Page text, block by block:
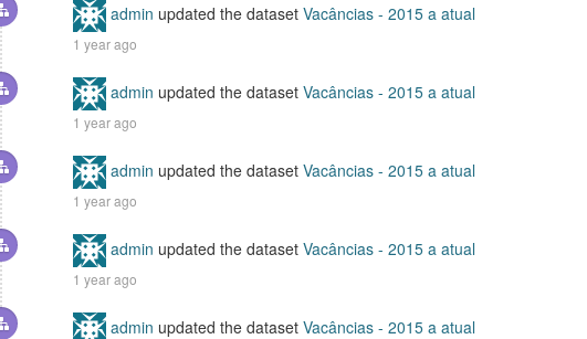
admin updated the dataset Vacâncias - 2015 a atual
1 year ago
admin updated the dataset Vacâncias - 2015 a atual
1 year ago
admin updated the dataset Vacâncias - 2015 a atual
1 year ago
admin updated the dataset Vacâncias - 2015 a atual
1 year ago
admin updated the dataset Vacâncias - 2015 a atual